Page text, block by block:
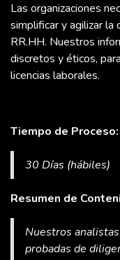
Las organizaciones
simplificar y agilizar la
RR.HH. Nuestros
discretos y éticos,
licencias laborales.
Tiempo de Proceso:
30 Días (hábiles)
Resumen de
Nuestros
probadas de